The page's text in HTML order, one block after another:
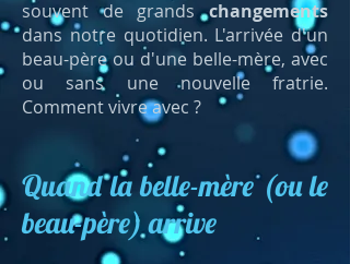
souvent de grandschangements
dans notre quotidien. L'arrivée d'un
beau-père ou d'une belle-mère, avec
ou sans une nouvelle fratrie.
Comment vivre avec ?
Quand la belle-mère (ou le
beau-père) arrive